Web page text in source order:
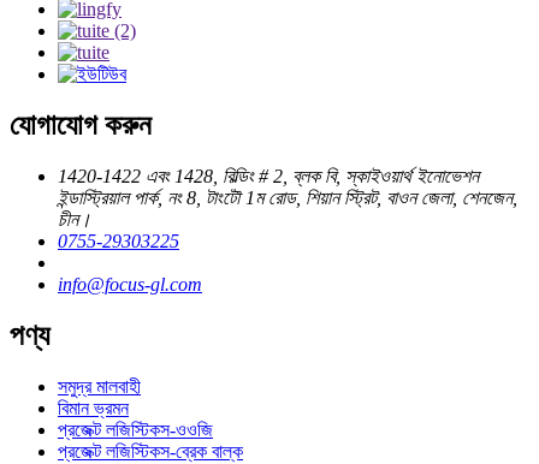
যোগাযোগ করুন
1420-1422 এবং 1428, বিল্ডিং # 2, ব্লক বি, স্কাইওয়ার্থ ইনোভেশন
ইন্ডাস্ট্রিয়াল পার্ক, নং 8, টাংটৌ 1ম রোড, শিয়ান স্ট্রিট, বাওন জেলা, শেনজেন,
চীন।
0755-29303225
info@focus-gl.com
পণ্য
সমুদ্র মালবাহী
বিমান ভ্রমন
প্রজেক্ট লজিস্টিকস-ওওজি
প্রজেক্ট লজিস্টিকস-ব্রেক বাল্ক